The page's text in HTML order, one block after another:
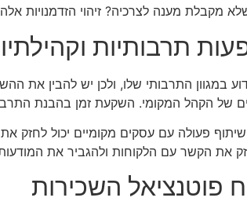
מקבלת מענה לצרכיה? זיהוי הזדמנויות
תרבותיות
במגוון התרבותי שלו, ולכן יש להבין
של הקהל המקומי. השקעת זמן בהבנת
פעולה עם עסקים מקומיים יכול לחזק
את הקשר עם הלקוחות ולהגביר את
פוטנציאל השכירות